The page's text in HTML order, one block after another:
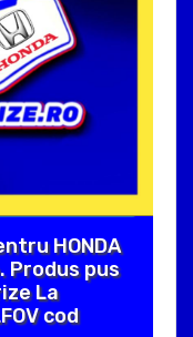
HONDA
Produs pus
La
cod